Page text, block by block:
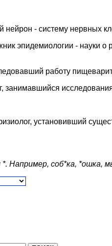
- систему нервных
эпидемиологии - науки о
работу
установивший
Например, соб*ка, *ошка,